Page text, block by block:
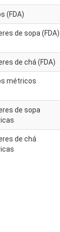
(FDA)
de sopa (FDA)
de chá (FDA)
métricos
de sopa
de chá